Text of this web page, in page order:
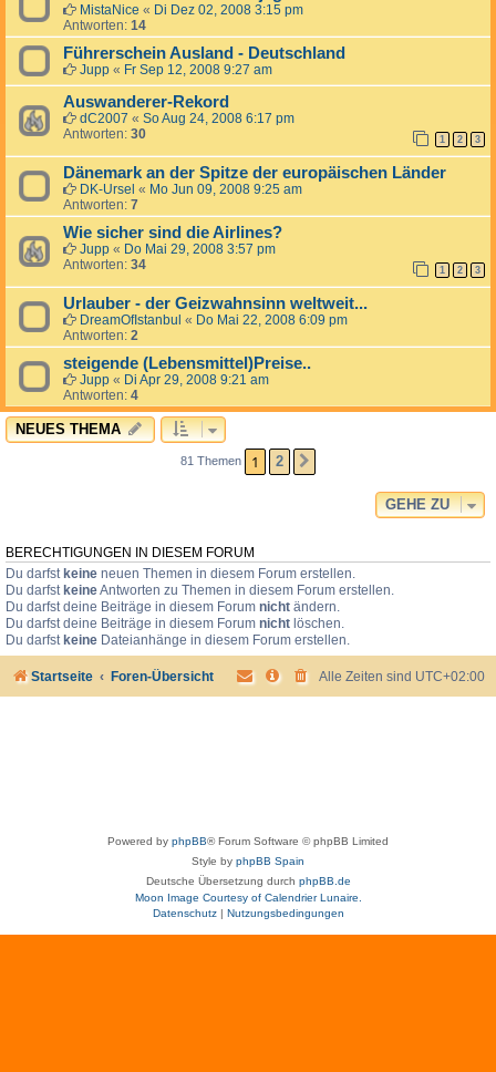
MistaNice « Di Dez 02, 2008 3:15 pm
Antworten: 14
Führerschein Ausland - Deutschland
Jupp « Fr Sep 12, 2008 9:27 am
Auswanderer-Rekord
dC2007 « So Aug 24, 2008 6:17 pm
Antworten: 30 1 2 3
Dänemark an der Spitze der europäischen Länder
DK-Ursel « Mo Jun 09, 2008 9:25 am
Antworten: 7
Wie sicher sind die Airlines?
Jupp « Do Mai 29, 2008 3:57 pm
Antworten: 34 1 2 3
Urlauber - der Geizwahnsinn weltweit...
DreamOfIstanbul « Do Mai 22, 2008 6:09 pm
Antworten: 2
steigende (Lebensmittel)Preise..
Jupp « Di Apr 29, 2008 9:21 am
Antworten: 4
NEUES THEMA
81 Themen 1 2
GEHE ZU
BERECHTIGUNGEN IN DIESEM FORUM
Du darfst keine neuen Themen in diesem Forum erstellen.
Du darfst keineAntworten zu Themen in diesem Forum erstellen.
Du darfst deine Beiträge in diesem Forum nicht ändern.
Du darfst deine Beiträge in diesem Forum nicht löschen.
Du darfst keine Dateianhänge in diesem Forum erstellen.
Startseite Foren-Übersicht Alle Zeiten sind UTC+02:00
Powered by phpBB® Forum Software © phpBB Limited
Style by phpBB Spain
Deutsche Übersetzung durch phpBB.de
Moon Image Courtesy of Calendrier Lunaire.
Datenschutz| Nutzungsbedingungen